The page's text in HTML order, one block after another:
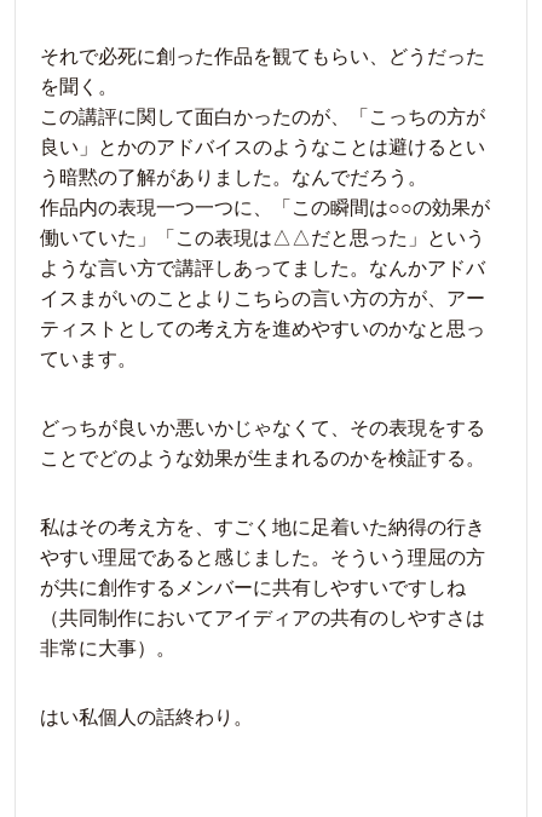
それで必死に創った作品を観てもらい、どうだった
を聞く。
この講評に関して面白かったのが、「こっちの方が
良い」とかのアドバイスのようなことは避けるとい
う暗黙の了解がありました。なんでだろう。
作品内の表現一つ一つに、「この瞬間は○○の効果が
働いていた」「この表現は△△だと思った」という
ような言い方で講評しあってました。なんかアドバ
イスまがいのことよりこちらの言い方の方が、アー
ティストとしての考え方を進めやすいのかなと思っ
ています。
どっちが良いか悪いかじゃなくて、その表現をする
ことでどのような効果が生まれるのかを検証する。
私はその考え方を、すごく地に足着いた納得の行き
やすい理屈であると感じました。そういう理屈の方
が共に創作するメンバーに共有しやすいですしね
（共同制作においてアイディアの共有のしやすさは
非常に大事）。
はい私個人の話終わり。